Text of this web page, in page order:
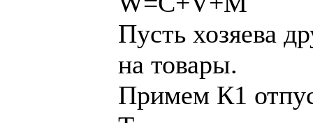
Пусть хозяева
на товары.
Примем К1